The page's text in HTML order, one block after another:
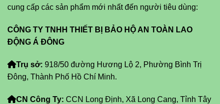
cung cấp các sản phẩm mới nhất đến người tiêu dùng:
CÔNG TY TNHH THIẾT BỊ BẢO HỘ AN TOÀN LAO
ĐỘNG Á ĐÔNG
Trụ sở: 918/50 đường Hương Lộ 2, Phường Bình Trị
Đông, Thành Phố Hồ Chí Minh.
CN Công Ty: CCN Long Định, Xã Long Cang, Tỉnh Tây